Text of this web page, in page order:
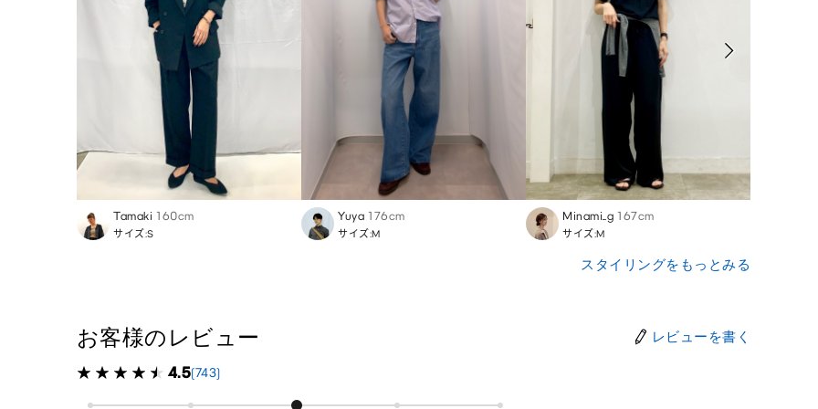
Tamaki 160cm
サイズ:S
Yuya 176cm
サイズ:M
Minami_g 167cm
サイズ:M
スタイリングをもっとみる
お客様のレビュー レビューを書く
4.5(743)